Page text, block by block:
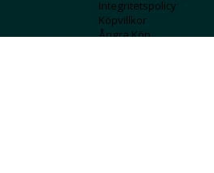
Integritetspolicy
Köpvillkor
Ångra Köp